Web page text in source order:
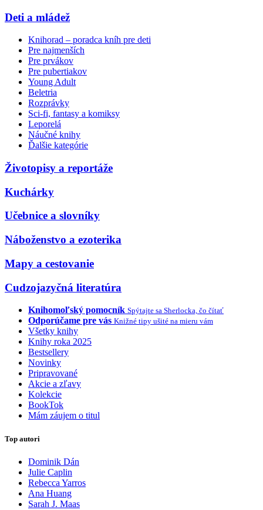
Deti a mládež
Knihorad – poradca kníh pre deti
Pre najmenších
Pre prvákov
Pre pubertiakov
Young Adult
Beletria
Rozprávky
Sci-fi, fantasy a komiksy
Leporelá
Náučné knihy
Ďalšie kategórie
Životopisy a reportáže
Kuchárky
Učebnice a slovníky
Náboženstvo a ezoterika
Mapy a cestovanie
Cudzojazyčná literatúra
Knihomoľský pomocník Spýtajte sa Sherlocka, čo čítať
Odporúčame pre vás Knižné tipy ušité na mieru vám
Všetky knihy
Knihy roka 2025
Bestsellery
Novinky
Pripravované
Akcie a zľavy
Kolekcie
BookTok
Mám záujem o titul
Top autori
Dominik Dán
Julie Caplin
Rebecca Yarros
Ana Huang
Sarah J. Maas